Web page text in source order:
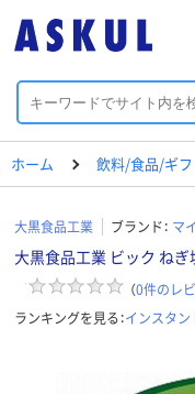
ホーム 飲料/食品/ギ
大黒食品工業 ブランド： マ
大黒食品工業 ビック ねぎ
（0件のレ
ランキングを見る：インスタン